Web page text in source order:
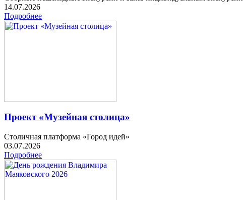
14.07.2026
Подробнее
Проект «Музейная столица»
Столичная платформа «Город идей»
03.07.2026
Подробнее